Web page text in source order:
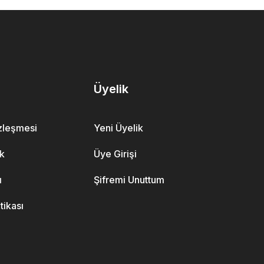
Üyelik
Yeni Üyelik
Üye Girişi
Şifremi Unuttum